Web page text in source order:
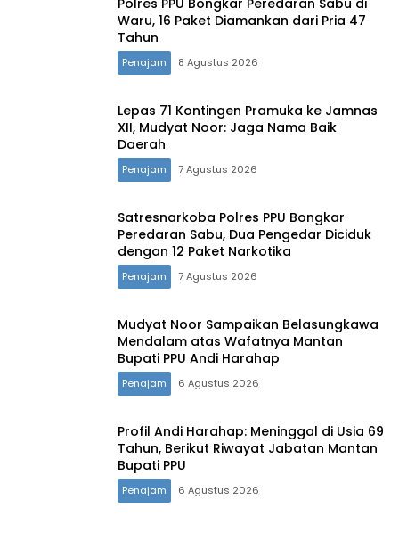
Waru, 16 Paket Diamankan dari Pria 47
Tahun
Penajam 8 Agustus 2026
Lepas 71 Kontingen Pramuka ke Jamnas
XII, Mudyat Noor: Jaga Nama Baik
Daerah
Penajam 7 Agustus 2026
Satresnarkoba Polres PPU Bongkar
Peredaran Sabu, Dua Pengedar Diciduk
dengan 12 Paket Narkotika
Penajam 7 Agustus 2026
Mudyat Noor Sampaikan Belasungkawa
Mendalam atas Wafatnya Mantan
Bupati PPU Andi Harahap
Penajam 6 Agustus 2026
Profil Andi Harahap: Meninggal di Usia 69
Tahun, Berikut Riwayat Jabatan Mantan
Bupati PPU
Penajam 6 Agustus 2026